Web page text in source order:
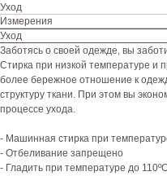
Уход
Измерения
Уход
Заботясь о своей одежде, вы
Стирка при низкой температуре и
более бережное отношение к
структуру ткани. При этом вы
процессе ухода.
- Машинная стирка при
- Отбеливание запрещено
- Гладить при температуре до 110ºC